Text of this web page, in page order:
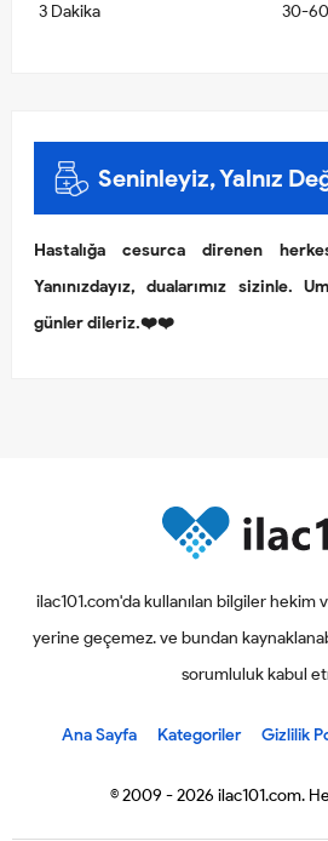
3 Dakika
30-
Seninleyiz, Yalnız
Hastalığa cesurca direnen
Yanınızdayız, dualarımız sizinle.
günler dileriz.❤️❤️
ilac101.com'da kullanılan bilgiler hekim
yerine geçemez. ve bundan
sorumluluk kabul
Ana Sayfa Kategoriler Gizlilik
© 2009 - 2026 ilac101.com.